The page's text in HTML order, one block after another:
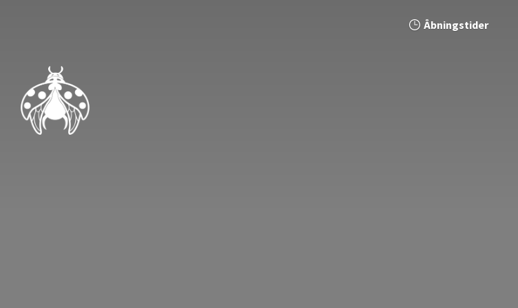
Åbningstider